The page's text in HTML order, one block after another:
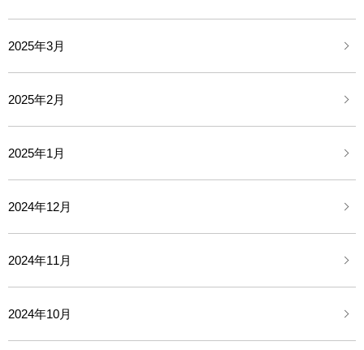
2025年3月
2025年2月
2025年1月
2024年12月
2024年11月
2024年10月